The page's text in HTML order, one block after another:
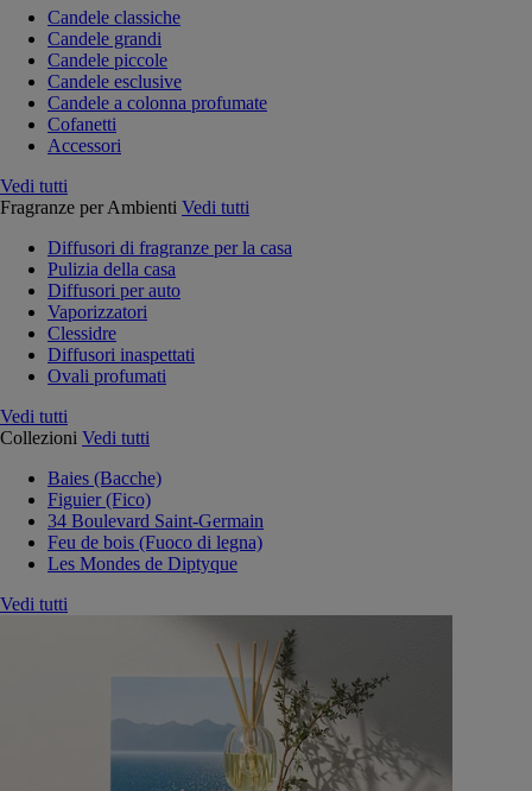
Candele classiche
Candele grandi
Candele piccole
Candele esclusive
Candele a colonna profumate
Cofanetti
Accessori
Vedi tutti
Fragranze per Ambienti Vedi tutti
Diffusori di fragranze per la casa
Pulizia della casa
Diffusori per auto
Vaporizzatori
Clessidre
Diffusori inaspettati
Ovali profumati
Vedi tutti
Collezioni Vedi tutti
Baies (Bacche)
Figuier (Fico)
34 Boulevard Saint-Germain
Feu de bois (Fuoco di legna)
Les Mondes de Diptyque
Vedi tutti